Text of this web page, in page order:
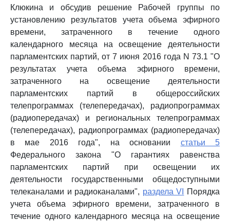
Клюкина и обсудив решение Рабочей группы по
установлению результатов учета объема эфирного
времени, затраченного в течение одного
календарного месяца на освещение деятельности
парламентских партий, от 7 июня 2016 года N 73.1 "О
результатах учета объема эфирного времени,
затраченного на освещение деятельности
парламентских партий в общероссийских
телепрограммах (телепередачах), радиопрограммах
(радиопередачах) и региональных телепрограммах
(телепередачах), радиопрограммах (радиопередачах)
в мае 2016 года", на основании статьи 5
Федерального закона "О гарантиях равенства
парламентских партий при освещении их
деятельности государственными общедоступными
телеканалами и радиоканалами", раздела VI
Порядка
учета объема эфирного времени, затраченного в
течение одного календарного месяца на освещение